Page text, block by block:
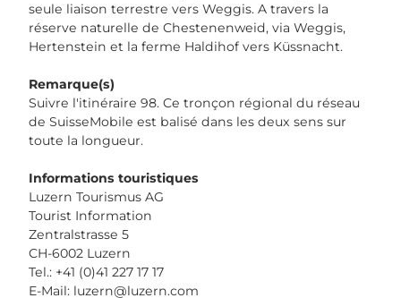
seule liaison terrestre vers Weggis. A travers la
réserve naturelle de Chestenenweid, via Weggis,
Hertenstein et la ferme Haldihof vers Küssnacht.
Remarque(s)
Suivre l'itinéraire 98. Ce tronçon régional du réseau
de SuisseMobile est balisé dans les deux sens sur
toute la longueur.
Informations touristiques
Luzern Tourismus AG
Tourist Information
Zentralstrasse 5
CH-6002 Luzern
Tel.: +41 (0)41 227 17 17
E-Mail: luzern@luzern.com